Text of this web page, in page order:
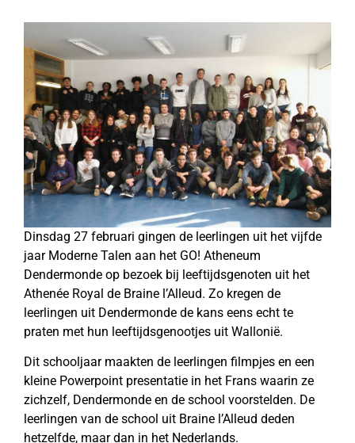
Dinsdag 27 februari gingen de leerlingen uit het vijfde
jaar Moderne Talen aan het GO! Atheneum
Dendermonde op bezoek bij leeftijdsgenoten uit het
Athenée Royal de Braine l’Alleud. Zo kregen de
leerlingen uit Dendermonde de kans eens echt te
praten met hun leeftijdsgenootjes uit Wallonië.
Dit schooljaar maakten de leerlingen filmpjes en een
kleine Powerpoint presentatie in het Frans waarin ze
zichzelf, Dendermonde en de school voorstelden. De
leerlingen van de school uit Braine l’Alleud deden
hetzelfde, maar dan in het Nederlands.